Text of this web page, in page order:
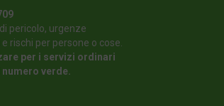
pericolo, urgenze
rischi per persone o cose.
per i servizi ordinari
verde.